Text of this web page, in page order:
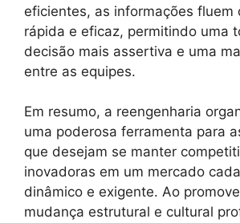
eficientes, as informações fluem
rápida e eficaz, permitindo uma
decisão mais assertiva e uma
entre as equipes.
Em resumo, a reengenharia
uma poderosa ferramenta para
que desejam se manter
inovadoras em um mercado
dinâmico e exigente. Ao
mudança estrutural e cultural